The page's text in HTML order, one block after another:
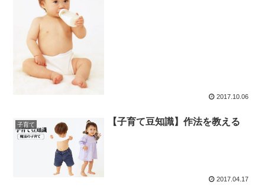
2017.10.06
子育て 【子育て豆知識】作法を教える
2017.04.17